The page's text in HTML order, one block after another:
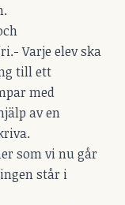
Varje elev ska
till ett
med
av en
som vi nu går
står i